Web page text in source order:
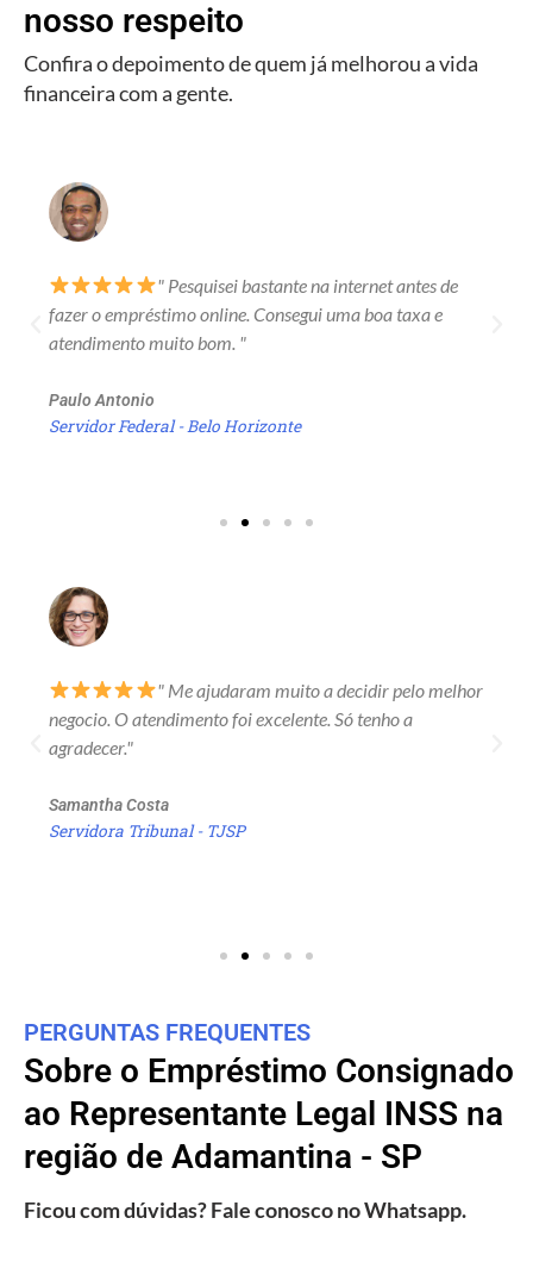
nosso respeito
Confira o depoimento de quem já melhorou a vida
financeira com a gente.
" Pesquisei bastante na internet antes de
fazer o empréstimo online. Consegui uma boa taxa e
atendimento muito bom. "
Paulo Antonio
Servidor Federal - Belo Horizonte
" Me ajudaram muito a decidir pelo melhor
negocio. O atendimento foi excelente. Só tenho a
agradecer."
Samantha Costa
Servidora Tribunal - TJSP
PERGUNTAS FREQUENTES
Sobre o Empréstimo Consignado
ao Representante Legal INSS na
região de Adamantina - SP
Ficou com dúvidas? Fale conosco no Whatsapp.